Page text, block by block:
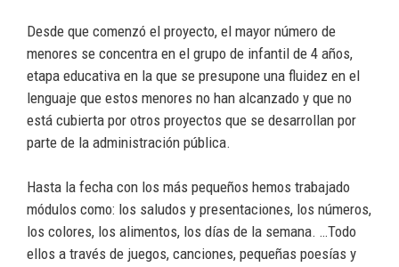
Desde que comenzó el proyecto, el mayor número de
menores se concentra en el grupo de infantil de 4 años,
etapa educativa en la que se presupone una fluidez en el
lenguaje que estos menores no han alcanzado y que no
está cubierta por otros proyectos que se desarrollan por
parte de la administración pública.
Hasta la fecha con los más pequeños hemos trabajado
módulos como: los saludos y presentaciones, los números,
los colores, los alimentos, los días de la semana. …Todo
ellos a través de juegos, canciones, pequeñas poesías y